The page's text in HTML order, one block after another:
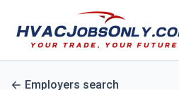
Employers search